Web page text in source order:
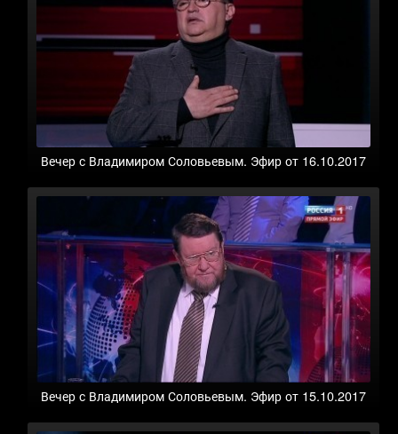
Вечер с Владимиром Соловьевым. Эфир от 16.10.2017
Вечер с Владимиром Соловьевым. Эфир от 15.10.2017